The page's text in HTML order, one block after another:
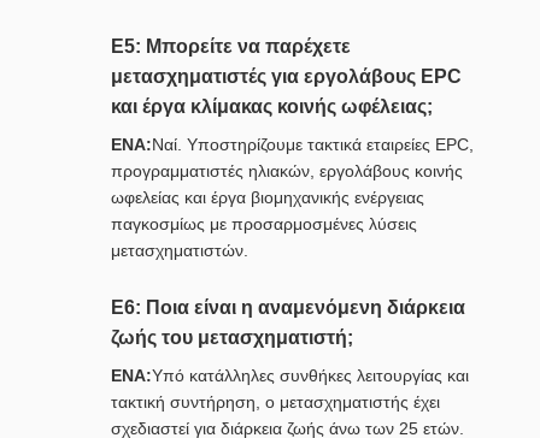
Ε5: Μπορείτε να παρέχετε
μετασχηματιστές για εργολάβους EPC
και έργα κλίμακας κοινής ωφέλειας;
ΕΝΑ:Ναί. Υποστηρίζουμε τακτικά εταιρείες EPC,
προγραμματιστές ηλιακών, εργολάβους κοινής
ωφελείας και έργα βιομηχανικής ενέργειας
παγκοσμίως με προσαρμοσμένες λύσεις
μετασχηματιστών.
Ε6: Ποια είναι η αναμενόμενη διάρκεια
ζωής του μετασχηματιστή;
ΕΝΑ:Υπό κατάλληλες συνθήκες λειτουργίας και
τακτική συντήρηση, ο μετασχηματιστής έχει
σχεδιαστεί για διάρκεια ζωής άνω των 25 ετών.